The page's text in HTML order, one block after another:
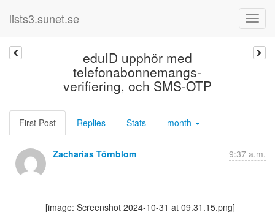
lists3.sunet.se
eduID upphör med
telefonabonnemangs-
verifiering, och SMS-OTP
First Post Replies Stats month
Zacharias Törnblom 9:37 a.m.